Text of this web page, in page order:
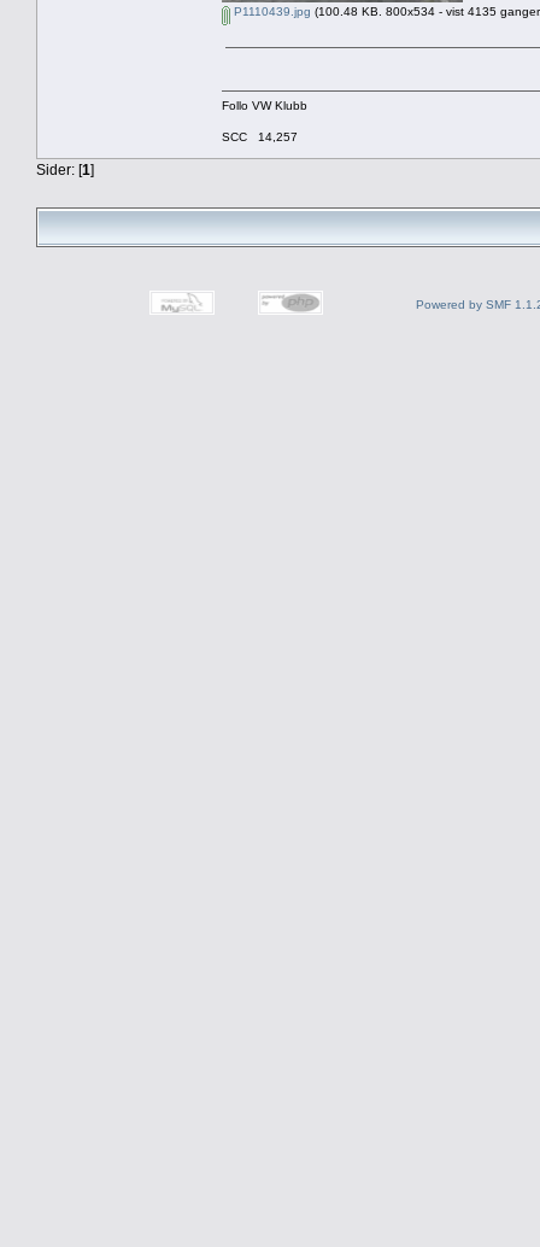
P1110439.jpg (100.48 KB. 800x534 - vist 4135
Follo VW Klubb
SCC 14,257
Sider: [1]
Powered by SMF